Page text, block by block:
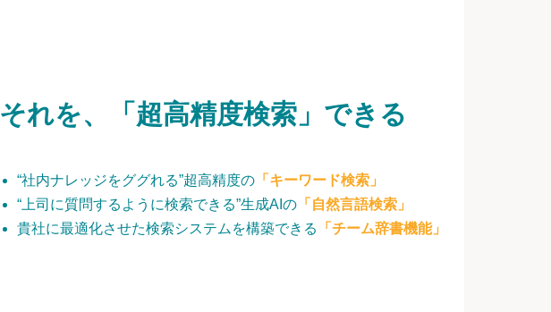
それを、「超高精度検索」できる
“社内ナレッジをググれる”超高精度の 「キーワード検索」
“上司に質問するように検索できる”生成AIの 「自然言語検索」
貴社に最適化させた検索システムを構築できる
「チーム辞書機能」